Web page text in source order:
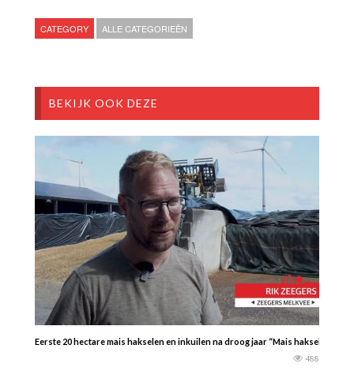
CATEGORY ALLE CATEGORIEËN
BEKIJK OOK DEZE
Eerste 20 hectare mais hakselen en inkuilen na droog jaar “Mais hakselen is
488